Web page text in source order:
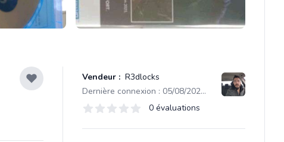
Vendeur : R3dlocks
Dernière connexion : 05/08/2026 12:37
Évaluations
0 sur 5 étoiles 0 évaluations